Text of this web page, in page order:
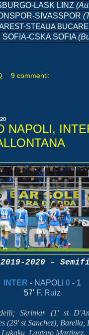
LASK LINZ
SIVASSPOR
STEAUA
SOFIA-CSKA SOFIA
9 commenti:
NAPOLI,
2019-2020 –
INTER - NAPOLI 0 - 1
57' F. Ruiz
Skriniar (1' st
(29' st Sanchez), Barella,
Lautaro Martinez.